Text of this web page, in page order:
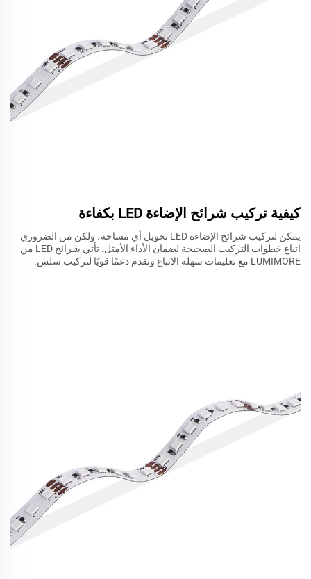
كيفية تركيب شرائح الإضاءة LED بكفاءة
يمكن لتركيب شرائح الإضاءة LED تحويل أي مساحة، ولكن من الضروري
اتباع خطوات التركيب الصحيحة لضمان الأداء الأمثل. تأتي شرائح LED من
LUMIMORE مع تعليمات سهلة الاتباع وتقدم دعمًا قويًا لتركيب سلس.